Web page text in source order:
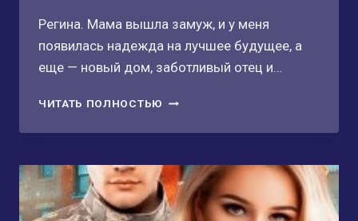
Регина. Мама вышла замуж, и у меня
появилась надежда на лучшее будущее, а
еще — новый дом, заботливый отец и…
ЧИТАТЬ ПОЛНОСТЬЮ ВЫШЕ